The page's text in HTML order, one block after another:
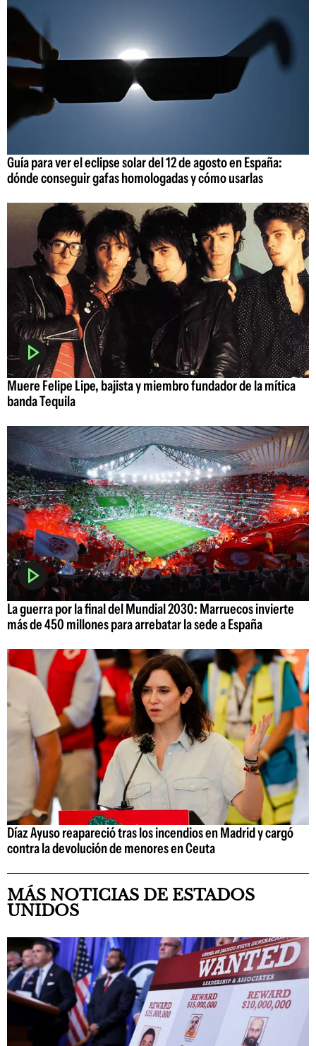
Guía para ver el eclipse solar del 12 de agosto en España:
dónde conseguir gafas homologadas y cómo usarlas
Muere Felipe Lipe, bajista y miembro fundador de la mítica
banda Tequila
La guerra por la final del Mundial 2030: Marruecos invierte
más de 450 millones para arrebatar la sede a España
Díaz Ayuso reapareció tras los incendios en Madrid y cargó
contra la devolución de menores en Ceuta
MÁS NOTICIAS DE ESTADOS
UNIDOS